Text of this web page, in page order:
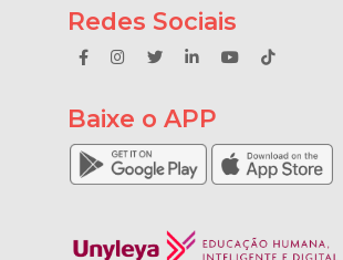
Redes Sociais
Baixe o APP